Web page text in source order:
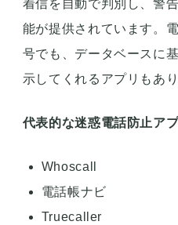
着信を自動で判別し、警
能が提供されています。
号でも、データベースに
示してくれるアプリもあり
代表的な迷惑電話防止ア
Whoscall
電話帳ナビ
Truecaller